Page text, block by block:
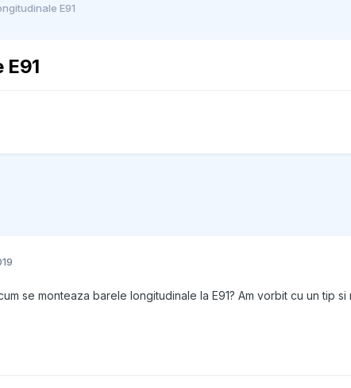
E91
se monteaza barele longitudinale la E91? Am vorbit cu un tip